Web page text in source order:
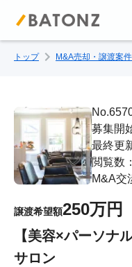
トップページ
M&A案件一覧
売りたい方へ
成約事例
トップ M&A売却・譲渡案
募集開
最終更
閲覧数
M&A交
譲渡希望額250万円
【美容×パーソナ
サロン